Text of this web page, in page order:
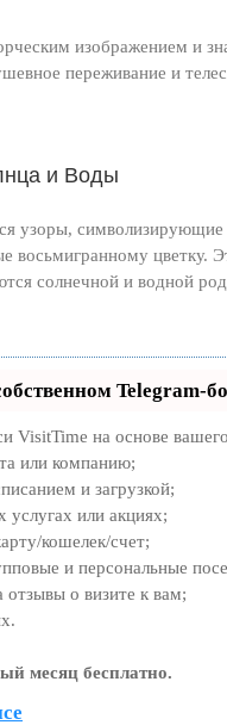
изображением и
переживание и
и Воды
узоры,
восьмигранному цветку.
солнечной и водной
Telegram-
VisitTime на основе
или компанию;
и загрузкой;
или акциях;
кошелек/счет;
и персональные
о визите к вам;
месяц бесплатно.